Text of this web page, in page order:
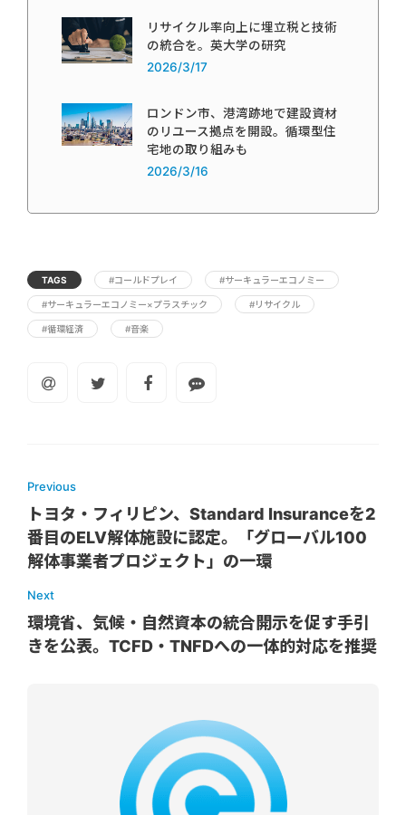
リサイクル率向上に埋立税と技術
の統合を。英大学の研究
2026/3/17
ロンドン市、港湾跡地で建設資材
のリユース拠点を開設。循環型住
宅地の取り組みも
2026/3/16
TAGS #コールドプレイ #サーキュラーエコノミー
#サーキュラーエコノミー×プラスチック #リサイクル
#循環経済 #音楽
Previous
トヨタ・フィリピン、Standard Insuranceを2
番目のELV解体施設に認定。「グローバル100
解体事業者プロジェクト」の一環
Next
環境省、気候・自然資本の統合開示を促す手引
きを公表。TCFD・TNFDへの一体的対応を推奨